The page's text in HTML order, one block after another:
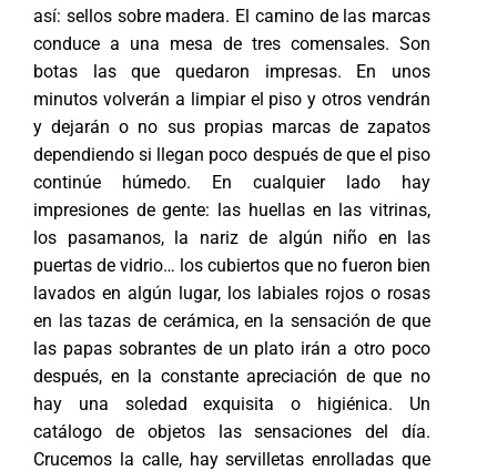
así: sellos sobre madera. El camino de las marcas
conduce a una mesa de tres comensales. Son
botas las que quedaron impresas. En unos
minutos volverán a limpiar el piso y otros vendrán
y dejarán o no sus propias marcas de zapatos
dependiendo si llegan poco después de que el piso
continúe húmedo. En cualquier lado hay
impresiones de gente: las huellas en las vitrinas,
los pasamanos, la nariz de algún niño en las
puertas de vidrio… los cubiertos que no fueron bien
lavados en algún lugar, los labiales rojos o rosas
en las tazas de cerámica, en la sensación de que
las papas sobrantes de un plato irán a otro poco
después, en la constante apreciación de que no
hay una soledad exquisita o higiénica. Un
catálogo de objetos las sensaciones del día.
Crucemos la calle, hay servilletas enrolladas que